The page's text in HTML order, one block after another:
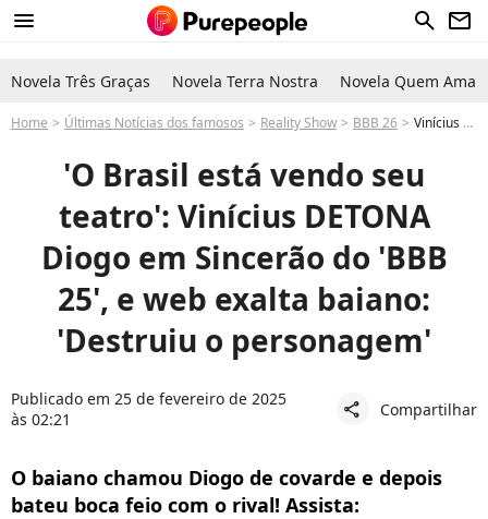
menu search newsletter
Novela Três Graças Novela Terra Nostra Novela Quem Ama
Home Últimas Notícias dos famosos Reality Show BBB 26 Vinícius x Diogo no BBB 25: melhor amigo de Aline detona ator em Sincerão e web reage: 'Destruiu'
'O Brasil está vendo seu
teatro': Vinícius DETONA
Diogo em Sincerão do 'BBB
25', e web exalta baiano:
'Destruiu o personagem'
Publicado em 25 de fevereiro de 2025
às 02:21
share Compartilhar
O baiano chamou Diogo de covarde e depois
bateu boca feio com o rival! Assista: